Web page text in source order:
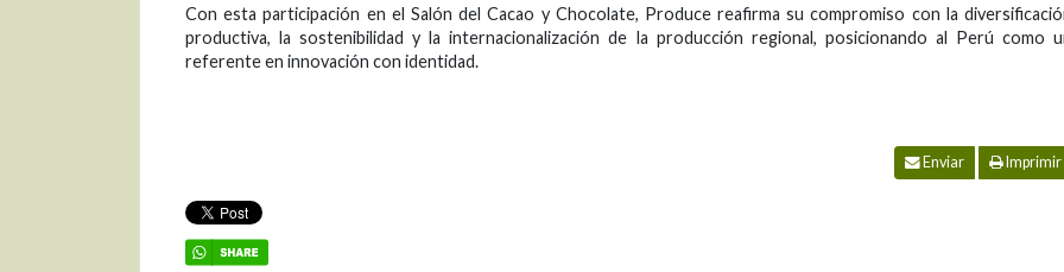
Con esta participación en el Salón del Cacao y Chocolate, Produce reafirma su compromiso con la
productiva, la sostenibilidad y la internacionalización de la producción regional, posicionando al Perú como
referente en innovación con identidad.
Enviar Imprimir